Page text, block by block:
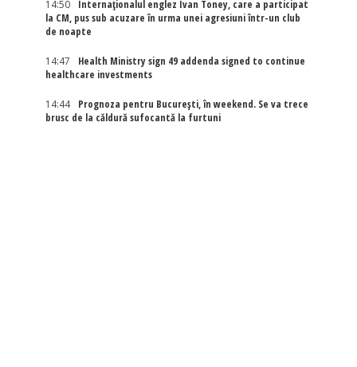
14:50
Internaţionalul englez Ivan Toney, care a participat
la CM, pus sub acuzare în urma unei agresiuni într-un club
de noapte
14:47
Health Ministry sign 49 addenda signed to continue
healthcare investments
14:44
Prognoza pentru București, în weekend. Se va trece
brusc de la căldură sufocantă la furtuni